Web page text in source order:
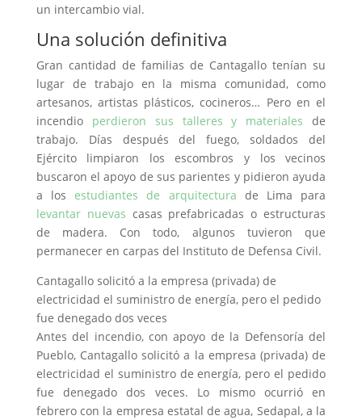
un intercambio vial.
Una solución definitiva
Gran cantidad de familias de Cantagallo tenían su
lugar de trabajo en la misma comunidad, como
artesanos, artistas plásticos, cocineros… Pero en el
incendio perdieron sus talleres y materiales de
trabajo. Días después del fuego, soldados del
Ejército limpiaron los escombros y los vecinos
buscaron el apoyo de sus parientes y pidieron ayuda
a los estudiantes de arquitectura de Lima para
levantar nuevas casas prefabricadas o estructuras
de madera. Con todo, algunos tuvieron que
permanecer en carpas del Instituto de Defensa Civil.
Cantagallo solicitó a la empresa (privada) de
electricidad el suministro de energía, pero el pedido
fue denegado dos veces
Antes del incendio, con apoyo de la Defensoría del
Pueblo, Cantagallo solicitó a la empresa (privada) de
electricidad el suministro de energía, pero el pedido
fue denegado dos veces. Lo mismo ocurrió en
febrero con la empresa estatal de agua, Sedapal, a la